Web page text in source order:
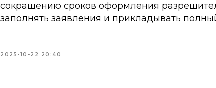
сокращению сроков оформления
заполнять заявления и прикладывать
2025-10-22 20:40